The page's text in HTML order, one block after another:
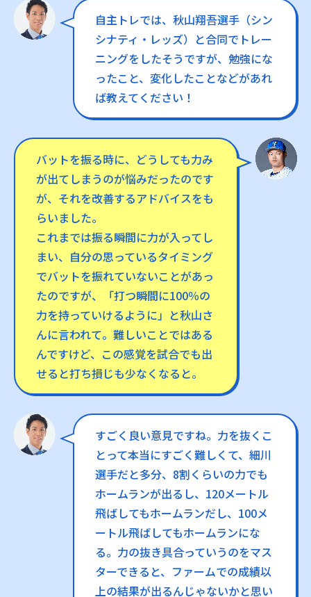
自主トレでは、秋山翔吾選手（シン
シナティ・レッズ）と合同でトレー
ニングをしたそうですが、勉強にな
ったこと、変化したことなどがあれ
ば教えてください！
バットを振る時に、どうしても力み
が出てしまうのが悩みだったのです
が、それを改善するアドバイスをも
らいました。
これまでは振る瞬間に力が入ってし
まい、自分の思っているタイミング
でバットを振れていないことがあっ
たのですが、「打つ瞬間に100％の
力を持っていけるように」と秋山さ
んに言われて。難しいことではある
んですけど、この感覚を試合でも出
せると打ち損じも少なくなると。
すごく良い意見ですね。力を抜くこ
とって本当にすごく難しくて、細川
選手だと多分、8割くらいの力でも
ホームランが出るし、120メートル
飛ばしてもホームランだし、100メ
ートル飛ばしてもホームランにな
る。力の抜き具合っていうのをマス
ターできると、ファームでの成績以
上の結果が出るんじゃないかと思い